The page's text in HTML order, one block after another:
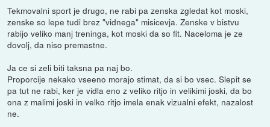
Tekmovalni sport je drugo, ne rabi pa zenska zgledat kot moski,
zenske so lepe tudi brez "vidnega" misicevja. Zenske v bistvu
rabijo veliko manj treninga, kot moski da so fit. Naceloma je ze
dovolj, da niso premastne.
Ja ce si zeli biti taksna pa naj bo.
Proporcije nekako vseeno morajo stimat, da si bo vsec. Slepit se
pa tut ne rabi, ker je vidla eno z veliko ritjo in velikimi joski, da bo
ona z malimi joski in velko ritjo imela enak vizualni efekt, nazalost
ne.